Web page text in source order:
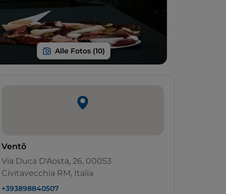
Ventõ
Via Duca D'Aosta, 26, 00053
Civitavecchia RM, Italia
+393898840507